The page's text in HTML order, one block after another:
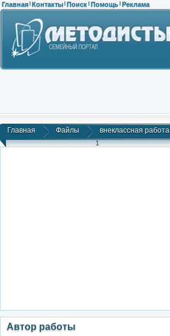
Главная | Контакты | Поиск | Помощь | Реклама
Главная Файлы внеклассная работа
1
Автор работы